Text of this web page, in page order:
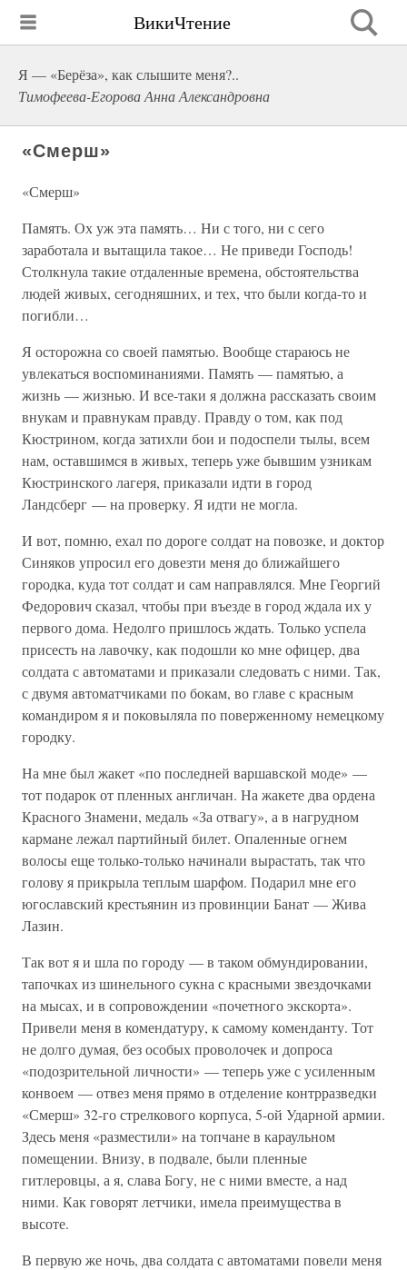
ВикиЧтение
Я — «Берёза», как слышите меня?..
Тимофеева-Егорова Анна Александровна
«Смерш»
«Смерш»
Память. Ох уж эта память… Ни с того, ни с сего
заработала и вытащила такое… Не приведи Господь!
Столкнула такие отдаленные времена, обстоятельства
людей живых, сегодняшних, и тех, что были когда-то и
погибли…
Я осторожна со своей памятью. Вообще стараюсь не
увлекаться воспоминаниями. Память — памятью, а
жизнь — жизнью. И все-таки я должна рассказать своим
внукам и правнукам правду. Правду о том, как под
Кюстрином, когда затихли бои и подоспели тылы, всем
нам, оставшимся в живых, теперь уже бывшим узникам
Кюстринского лагеря, приказали идти в город
Ландсберг — на проверку. Я идти не могла.
И вот, помню, ехал по дороге солдат на повозке, и доктор
Синяков упросил его довезти меня до ближайшего
городка, куда тот солдат и сам направлялся. Мне Георгий
Федорович сказал, чтобы при въезде в город ждала их у
первого дома. Недолго пришлось ждать. Только успела
присесть на лавочку, как подошли ко мне офицер, два
солдата с автоматами и приказали следовать с ними. Так,
с двумя автоматчиками по бокам, во главе с красным
командиром я и поковыляла по поверженному немецкому
городку.
На мне был жакет «по последней варшавской моде» —
тот подарок от пленных англичан. На жакете два ордена
Красного Знамени, медаль «За отвагу», а в нагрудном
кармане лежал партийный билет. Опаленные огнем
волосы еще только-только начинали вырастать, так что
голову я прикрыла теплым шарфом. Подарил мне его
югославский крестьянин из провинции Банат — Жива
Лазин.
Так вот я и шла по городу — в таком обмундировании,
тапочках из шинельного сукна с красными звездочками
на мысах, и в сопровождении «почетного экскорта».
Привели меня в комендатуру, к самому коменданту. Тот
не долго думая, без особых проволочек и допроса
«подозрительной личности» — теперь уже с усиленным
конвоем — отвез меня прямо в отделение контрразведки
«Смерш» 32-го стрелкового корпуса, 5-ой Ударной армии.
Здесь меня «разместили» на топчане в караульном
помещении. Внизу, в подвале, были пленные
гитлеровцы, а я, слава Богу, не с ними вместе, а над
ними. Как говорят летчики, имела преимущества в
высоте.
В первую же ночь, два солдата с автоматами повели меня